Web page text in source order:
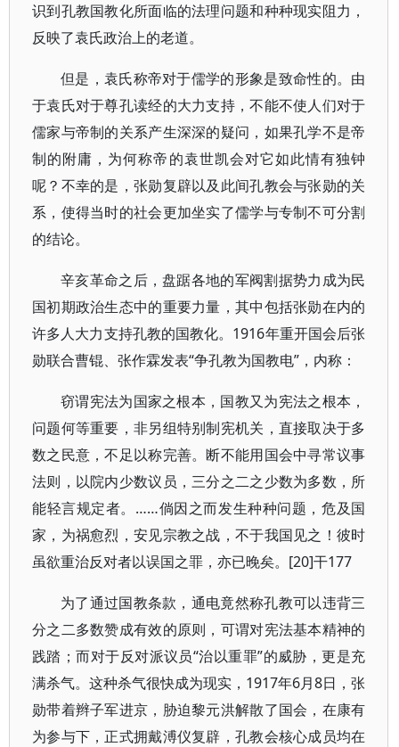
识到孔教国教化所面临的法理问题和种种现实阻力，
反映了袁氏政治上的老道。
但是，袁氏称帝对于儒学的形象是致命性的。由
于袁氏对于尊孔读经的大力支持，不能不使人们对于
儒家与帝制的关系产生深深的疑问，如果孔学不是帝
制的附庸，为何称帝的袁世凯会对它如此情有独钟
呢？不幸的是，张勋复辟以及此间孔教会与张勋的关
系，使得当时的社会更加坐实了儒学与专制不可分割
的结论。
辛亥革命之后，盘踞各地的军阀割据势力成为民
国初期政治生态中的重要力量，其中包括张勋在内的
许多人大力支持孔教的国教化。1916年重开国会后张
勋联合曹锟、张作霖发表“争孔教为国教电”，内称：
窃谓宪法为国家之根本，国教又为宪法之根本，
问题何等重要，非另组特别制宪机关，直接取决于多
数之民意，不足以称完善。断不能用国会中寻常议事
法则，以院内少数议员，三分之二之少数为多数，所
能轻言规定者。……倘因之而发生种种问题，危及国
家，为祸愈烈，安见宗教之战，不于我国见之！彼时
虽欲重治反对者以误国之罪，亦已晚矣。[20]干177
为了通过国教条款，通电竟然称孔教可以违背三
分之二多数赞成有效的原则，可谓对宪法基本精神的
践踏；而对于反对派议员“治以重罪”的威胁，更是充
满杀气。这种杀气很快成为现实，1917年6月8日，张
勋带着辫子军进京，胁迫黎元洪解散了国会，在康有
为参与下，正式拥戴溥仪复辟，孔教会核心成员均在